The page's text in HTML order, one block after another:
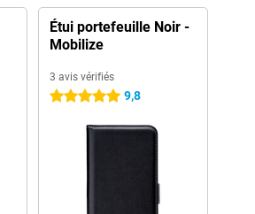
Étui portefeuille Noir -
Mobilize
3 avis vérifiés
5 étoiles 9,8